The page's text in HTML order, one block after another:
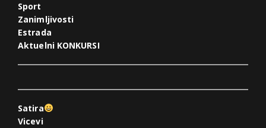
Sport
Zanimljivosti
Estrada
Aktuelni KONKURSI
Satira
Vicevi